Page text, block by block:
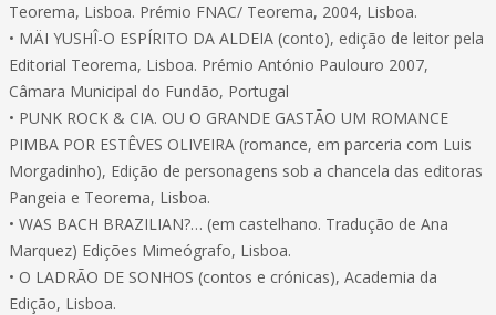
Teorema, Lisboa. Prémio FNAC/ Teorema, 2004, Lisboa.
• MÄI YUSHÎ-O ESPÍRITO DA ALDEIA (conto), edição de leitor pela
Editorial Teorema, Lisboa. Prémio António Paulouro 2007,
Câmara Municipal do Fundão, Portugal
• PUNK ROCK & CIA. OU O GRANDE GASTÃO UM ROMANCE
PIMBA POR ESTÊVES OLIVEIRA (romance, em parceria com Luis
Morgadinho), Edição de personagens sob a chancela das editoras
Pangeia e Teorema, Lisboa.
• WAS BACH BRAZILIAN?… (em castelhano. Tradução de Ana
Marquez) Edições Mimeógrafo, Lisboa.
• O LADRÃO DE SONHOS (contos e crónicas), Academia da
Edição, Lisboa.